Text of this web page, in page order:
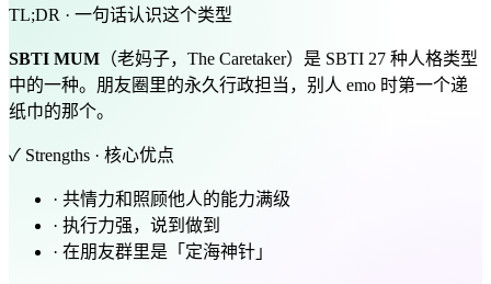
TL;DR · 一句话认识这个类型
SBTI MUM （老妈子，The Caretaker）是 SBTI 27 种人格类型
中的一种。朋友圈里的永久行政担当，别人 emo 时第一个递
纸巾的那个。
✓ Strengths · 核心优点
· 共情力和照顾他人的能力满级
· 执行力强，说到做到
· 在朋友群里是「定海神针」